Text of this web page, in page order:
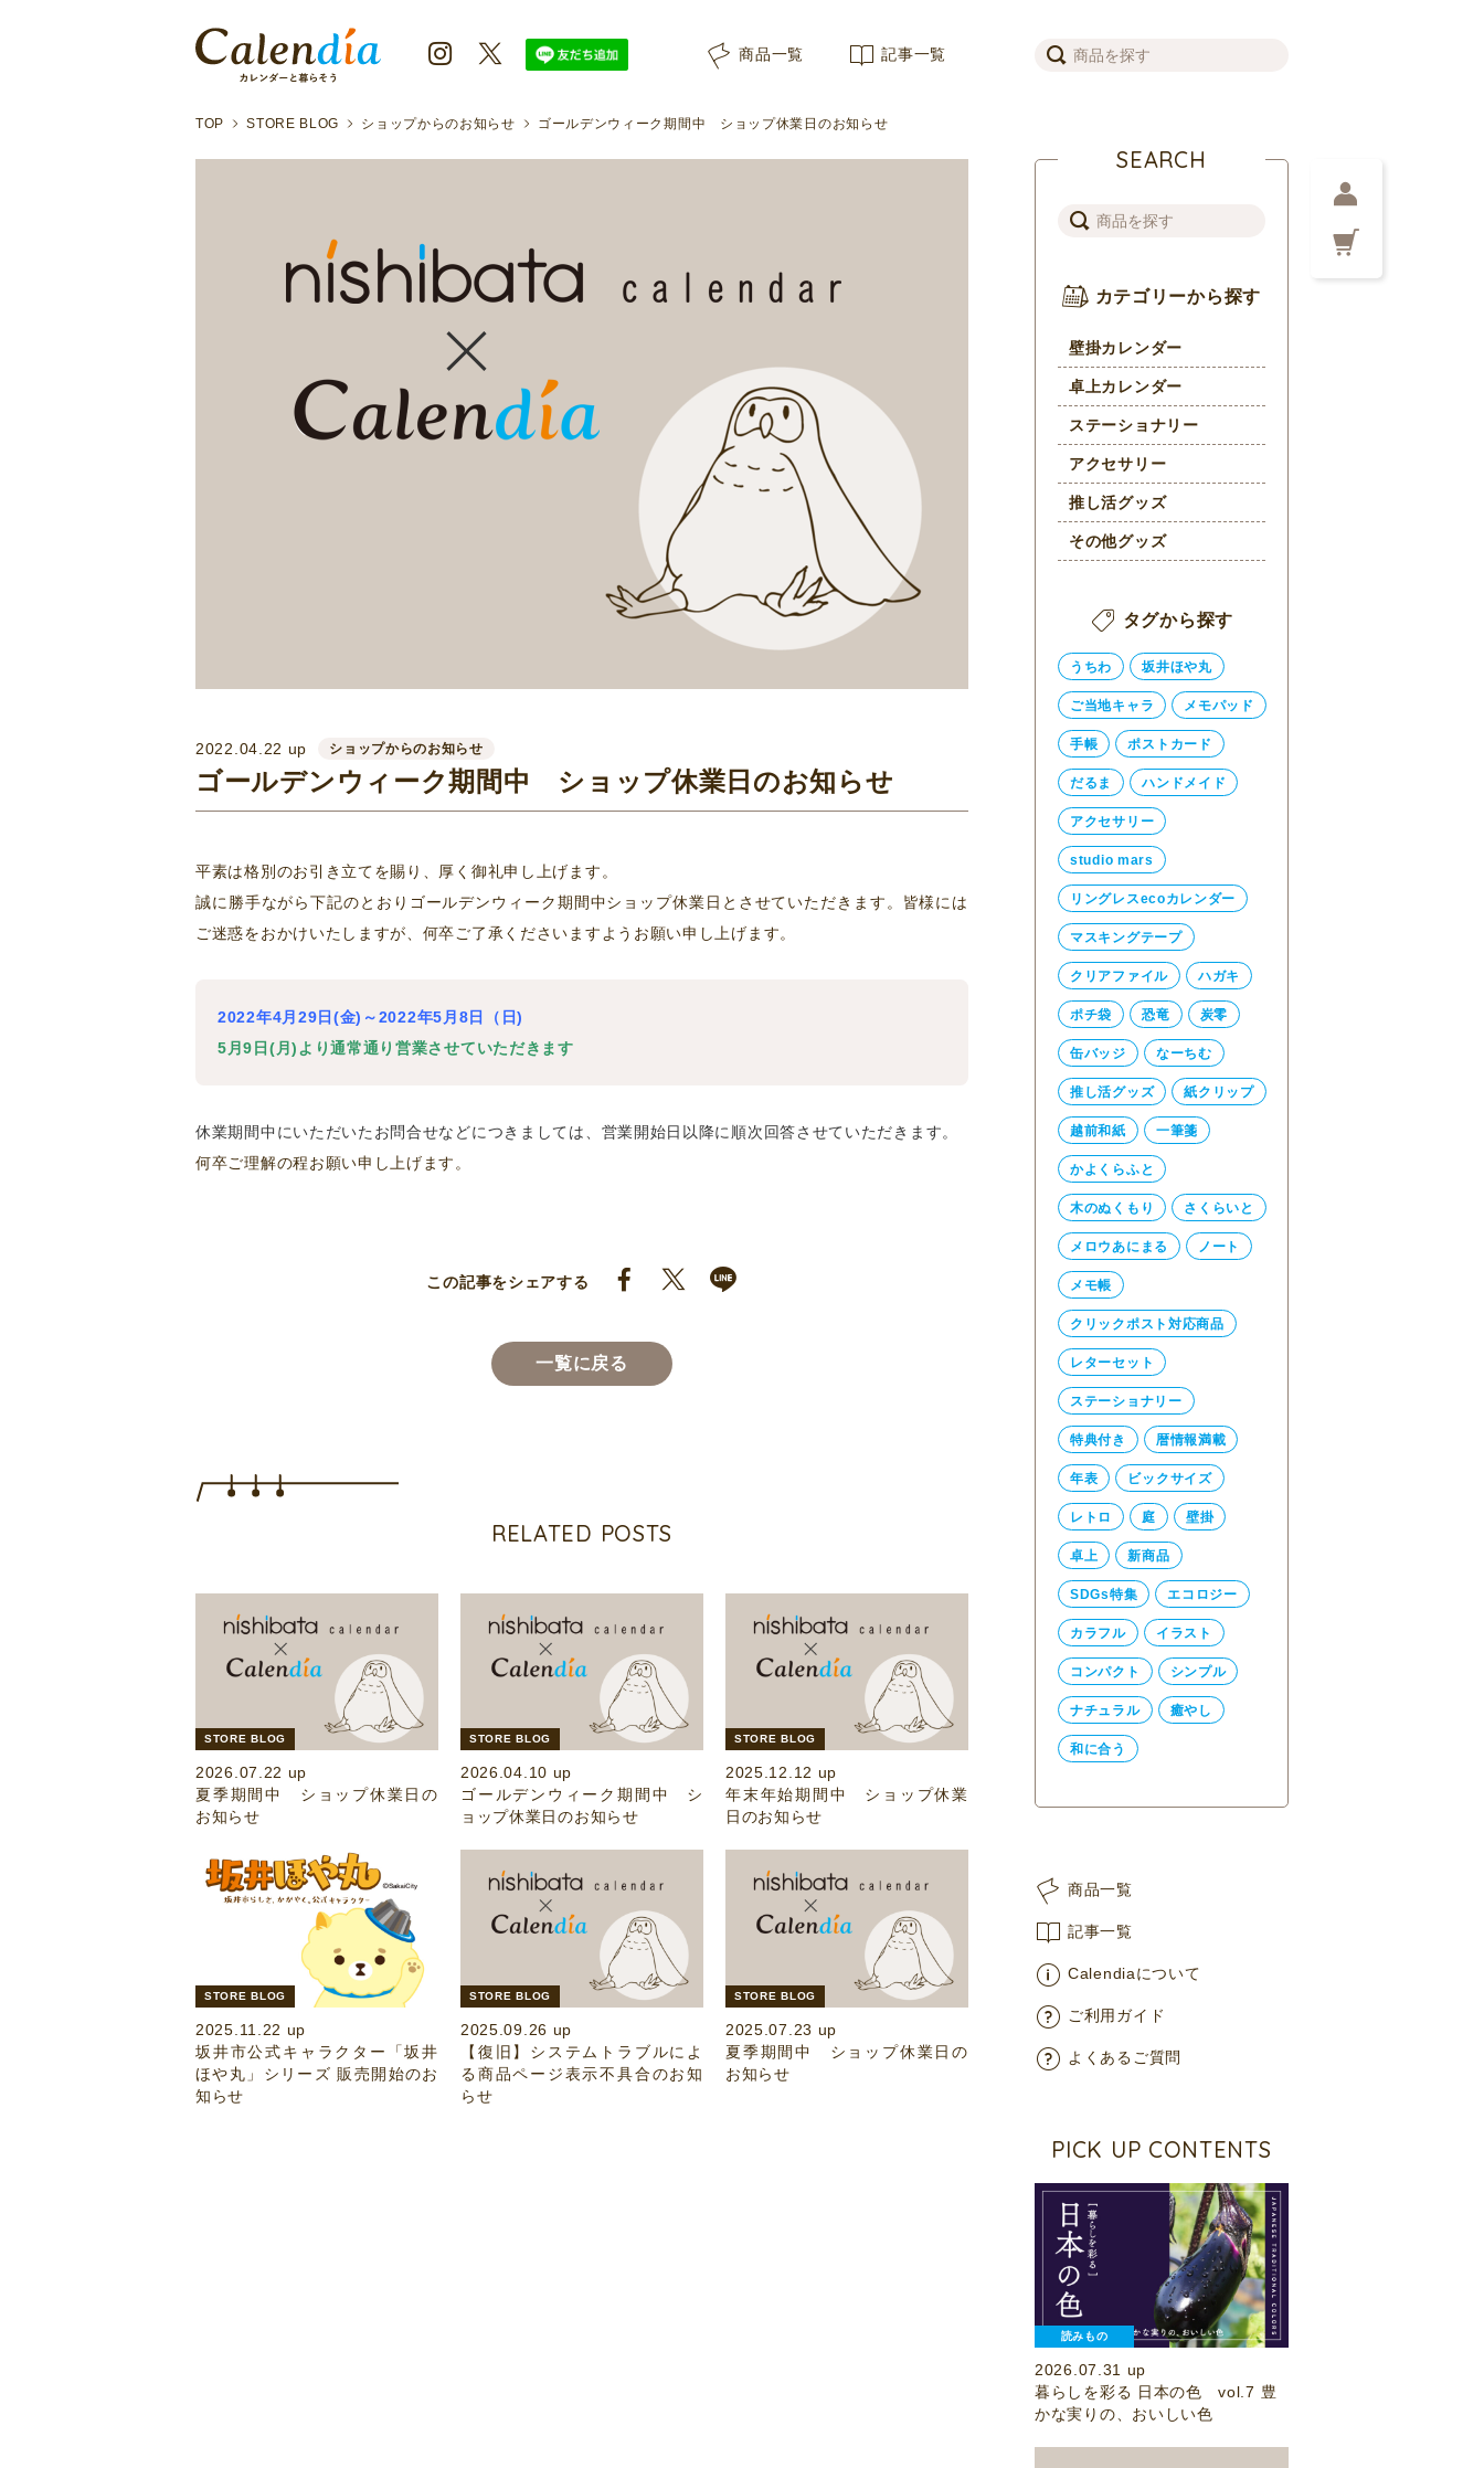
商品一覧 記事一覧
TOP STORE BLOG ショップからのお知らせ ゴールデンウィーク期間中 ショップ休業日のお知らせ
2022.04.22 up ショップからのお知らせ
ゴールデンウィーク期間中 ショップ休業日のお知らせ
平素は格別のお引き立てを賜り、厚く御礼申し上げます。
誠に勝手ながら下記のとおりゴールデンウィーク期間中ショップ休業日とさせていただきます。皆様には
ご迷惑をおかけいたしますが、何卒ご了承くださいますようお願い申し上げます。
2022年4月29日(金)～2022年5月8日（日)
5月9日(月)より通常通り営業させていただきます
休業期間中にいただいたお問合せなどにつきましては、営業開始日以降に順次回答させていただきます。
何卒ご理解の程お願い申し上げます。
この記事をシェアする
一覧に戻る
RELATED POSTS
STORE BLOG
2026.07.22 up
夏季期間中 ショップ休業日の
お知らせ
STORE BLOG
2026.04.10 up
ゴールデンウィーク期間中 シ
ョップ休業日のお知らせ
STORE BLOG
2025.12.12 up
年末年始期間中 ショップ休業
日のお知らせ
STORE BLOG
2025.11.22 up
坂井市公式キャラクター「坂井
ほや丸」シリーズ 販売開始のお
知らせ
STORE BLOG
2025.09.26 up
【復旧】システムトラブルによ
る商品ページ表示不具合のお知
らせ
STORE BLOG
2025.07.23 up
夏季期間中 ショップ休業日の
お知らせ
SEARCH
カテゴリーから探す
壁掛カレンダー
卓上カレンダー
ステーショナリー
アクセサリー
推し活グッズ
その他グッズ
タグから探す
うちわ 坂井ほや丸
ご当地キャラ メモパッド
手帳 ポストカード
だるま ハンドメイド
アクセサリー
studio mars
リングレスecoカレンダー
マスキングテープ
クリアファイル ハガキ
ポチ袋 恐竜 炭零
缶バッジ なーちむ
推し活グッズ 紙クリップ
越前和紙 一筆箋
かよくらふと
木のぬくもり さくらいと
メロウあにまる ノート
メモ帳
クリックポスト対応商品
レターセット
ステーショナリー
特典付き 暦情報満載
年表 ビックサイズ
レトロ 庭 壁掛
卓上 新商品
SDGs特集 エコロジー
カラフル イラスト
コンパクト シンプル
ナチュラル 癒やし
和に合う
商品一覧
記事一覧
Calendiaについて
ご利用ガイド
よくあるご質問
PICK UP CONTENTS
読みもの
2026.07.31 up
暮らしを彩る 日本の色 vol.7 豊
かな実りの、おいしい色